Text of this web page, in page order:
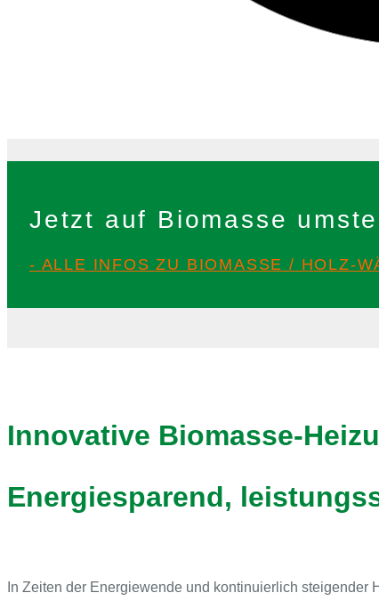
Jetzt auf Biomasse
- ALLE INFOS ZU BIOMASSE / HOLZ-
Innovative Biomasse-
Energiesparend,
In Zeiten der Energiewende und kontinuierlich steigender